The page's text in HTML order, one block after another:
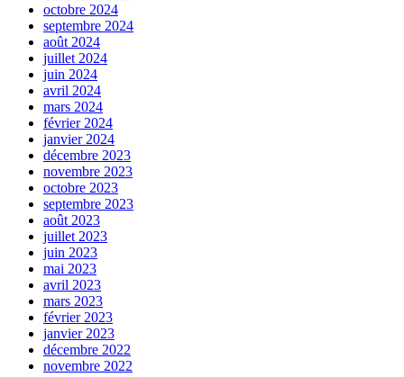
octobre 2024
septembre 2024
août 2024
juillet 2024
juin 2024
avril 2024
mars 2024
février 2024
janvier 2024
décembre 2023
novembre 2023
octobre 2023
septembre 2023
août 2023
juillet 2023
juin 2023
mai 2023
avril 2023
mars 2023
février 2023
janvier 2023
décembre 2022
novembre 2022